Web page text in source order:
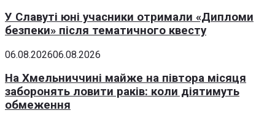
У Славуті юні учасники отримали «Дипломи
безпеки» після тематичного квесту
06.08.202606.08.2026
На Хмельниччині майже на півтора місяця
заборонять ловити раків: коли діятимуть
обмеження